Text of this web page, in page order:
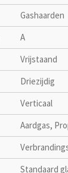
Gashaarden
A
Vrijstaand
Driezijdig
Verticaal
Aardgas,
Standaard